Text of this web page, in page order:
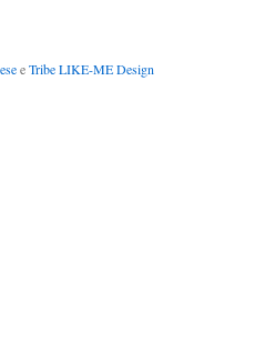
eTribe LIKE-ME Design